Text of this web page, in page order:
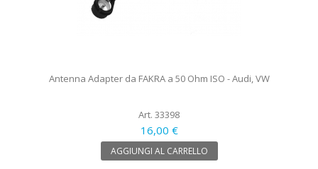
Antenna Adapter da FAKRA a 50 Ohm ISO - Audi, VW
Art. 33398
16,00 €
AGGIUNGI AL CARRELLO